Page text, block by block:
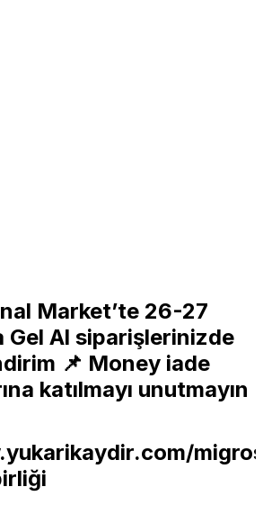
Market’te 26-27
Gel Al siparişlerinizde
📌 Money iade
katılmayı unutmayın